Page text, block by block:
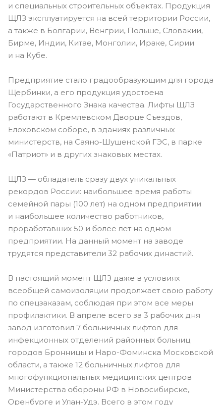
и специальных строительных объектах. Продукция
ЩЛЗ эксплуатируется на всей территории России,
а также в Болгарии, Венгрии, Польше, Словакии,
Бирме, Индии, Китае, Монголии, Ираке, Сирии
и на Кубе.
Предприятие стало градообразующим для города
Щербинки, а его продукция удостоена
Государственного Знака качества. Лифты ЩЛЗ
работают в Кремлевском Дворце Съездов,
Елоховском соборе, в зданиях различных
министерств, на Саяно-Шушенской ГЭС, в парке
«Патриот» и в других знаковых местах.
ЩЛЗ — обладатель сразу двух уникальных
рекордов России: наибольшее время работы
семейной пары (100 лет) на одном предприятии
и наибольшее количество работников,
проработавших 50 и более лет на одном
предприятии. На данный момент на заводе
трудятся представители 32 рабочих династий.
В настоящий момент ЩЛЗ даже в условиях
всеобщей самоизоляции продолжает свою работу
по спецзаказам, соблюдая при этом все меры
профилактики. В апреле всего за 3 рабочих дня
завод изготовил 7 больничных лифтов для
инфекционных отделений районных больниц
городов Бронницы и Наро-Фоминска Московской
области, а также 12 больничных лифтов для
многофункциональных медицинских центров
Министерства обороны РФ в Новосибирске,
Оренбурге и Улан-Удэ. Всего в этом году